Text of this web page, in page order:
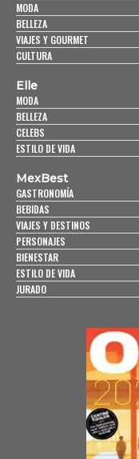
MODA
BELLEZA
VIAJES Y GOURMET
CULTURA
Elle
MODA
BELLEZA
CELEBS
ESTILO DE VIDA
MexBest
GASTRONOMÍA
BEBIDAS
VIAJES Y DESTINOS
PERSONAJES
BIENESTAR
ESTILO DE VIDA
JURADO